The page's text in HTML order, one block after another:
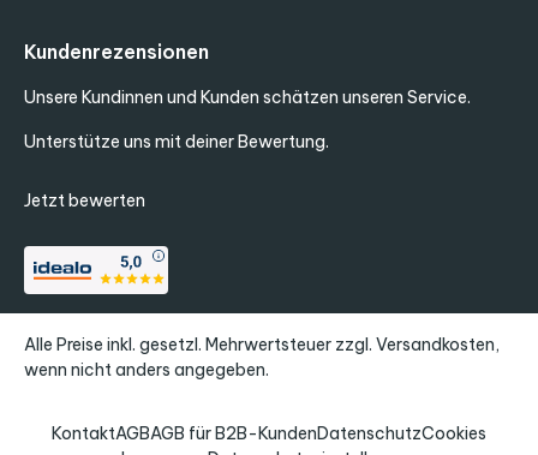
Kundenrezensionen
Unsere Kundinnen und Kunden schätzen unseren Service.
Unterstütze uns mit deiner Bewertung.
Jetzt bewerten
Alle Preise inkl. gesetzl. Mehrwertsteuer zzgl. Versandkosten,
wenn nicht anders angegeben.
KontaktAGBAGB für B2B-KundenDatenschutzCookies